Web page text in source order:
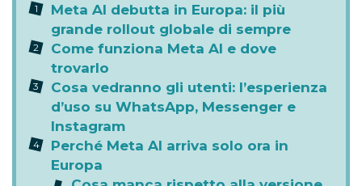
Meta AI debutta in Europa: il più
grande rollout globale di sempre
Come funziona Meta AI e dove
trovarlo
Cosa vedranno gli utenti: l’esperienza
d’uso su WhatsApp, Messenger e
Instagram
Perché Meta AI arriva solo ora in
Europa